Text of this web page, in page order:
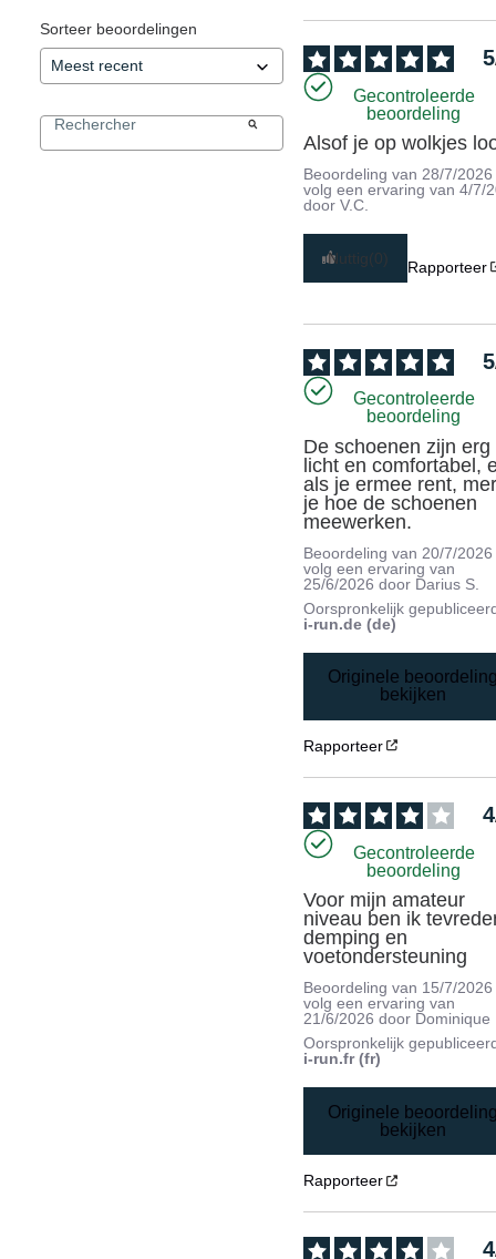
Sorteer beoordelingen
5
Gecontroleerde
beoordeling
Alsof je op wolkjes
Beoordeling van28/7/2026
volg een ervaring van4/7/
doorV.C.
Nuttig(0) Rapporteer
5
Gecontroleerde
beoordeling
De schoenen zijn erg
licht en comfortabel,
als je ermee rent,
je hoe de schoenen
meewerken.
Beoordeling van 20/7/2026
volg een ervaring van
25/6/2026 door Darius S.
Oorspronkelijk
i-run.de (de)
Originele
bekijken
Rapporteer
4
Gecontroleerde
beoordeling
Voor mijn amateur
niveau ben ik
demping en
voetondersteuning
Beoordeling van 15/7/2026
volg een ervaring van
21/6/2026 door Dominique
Oorspronkelijk
i-run.fr (fr)
Originele
bekijken
Rapporteer
4